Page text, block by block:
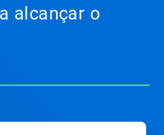
alcançar o